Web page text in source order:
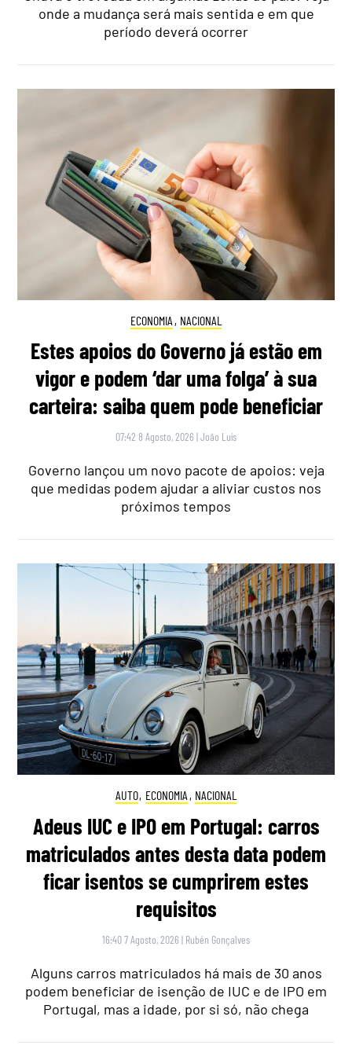
onde a mudança será mais sentida e em que
período deverá ocorrer
ECONOMIA , NACIONAL
Estes apoios do Governo já estão em
vigor e podem ‘dar uma folga’ à sua
carteira: saiba quem pode beneficiar
07:42 8 Agosto, 2026 |João Luís
Governo lançou um novo pacote de apoios: veja
que medidas podem ajudar a aliviar custos nos
próximos tempos
AUTO, ECONOMIA , NACIONAL
Adeus IUC e IPO em Portugal: carros
matriculados antes desta data podem
ficar isentos se cumprirem estes
requisitos
16:40 7 Agosto, 2026 | Rubén Gonçalves
Alguns carros matriculados há mais de 30 anos
podem beneficiar de isenção de IUC e de IPO em
Portugal, mas a idade, por si só, não chega